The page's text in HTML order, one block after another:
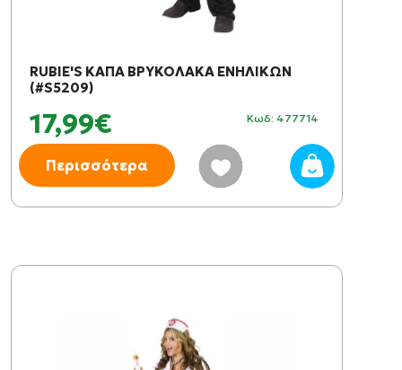
RUBIE'S ΚΑΠΑ ΒΡΥΚΟΛΑΚΑ ΕΝΗΛΙΚΩΝ
(#S5209)
17,99€ Κωδ: 477714
Περισσότερα